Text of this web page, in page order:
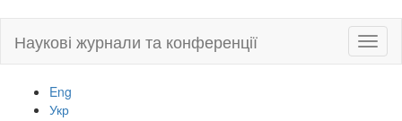
main
Наукові журнали та конференції
Eng
Укр